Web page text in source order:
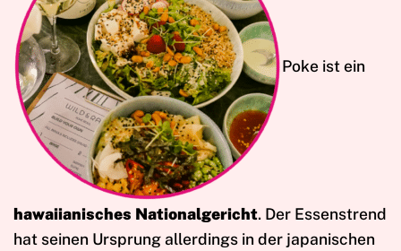
Poke ist ein
hawaiianisches Nationalgericht. Der Essenstrend
hat seinen Ursprung allerdings in der japanischen